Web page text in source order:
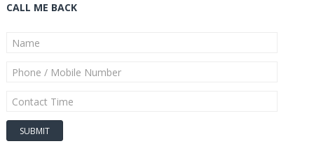
CALL ME BACK